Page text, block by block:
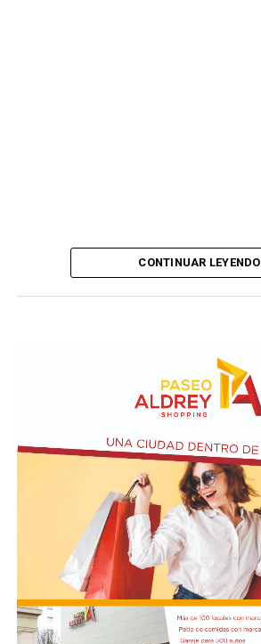
CONTINUAR LEYENDO